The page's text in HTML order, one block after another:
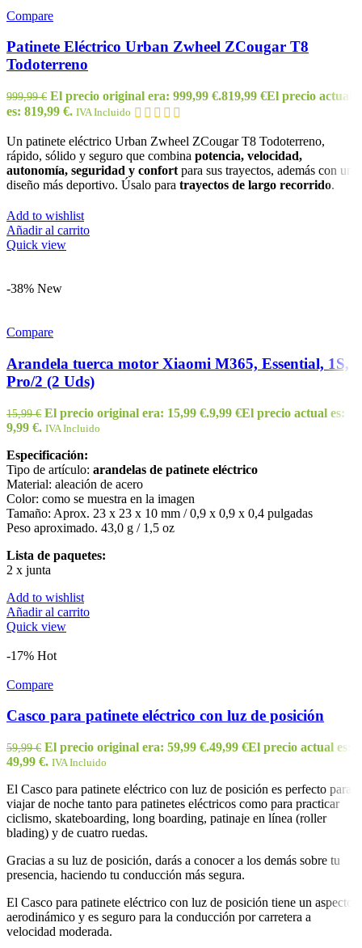
Compare
Patinete Eléctrico Urban Zwheel ZCougar T8
Todoterreno
999,99€ El precio original era: 999,99 €.819,99 €El precio actual
es: 819,99 €. IVA Incluido
Un patinete eléctrico Urban Zwheel ZCougar T8 Todoterreno,
rápido, sólido y seguro que combina potencia, velocidad,
autonomía, seguridad y confort para sus trayectos, además con un
diseño más deportivo. Úsalo para trayectos de largo recorrido.
Add to wishlist
Añadir al carrito
Quick view
-38% New
Compare
Arandela tuerca motor Xiaomi M365, Essential, 1S,
Pro/2 (2 Uds)
15,99€ El precio original era: 15,99 €.9,99 €El precio actual es:
9,99 €. IVA Incluido
Especificación:
Tipo de artículo: arandelas de patinete eléctrico
Material: aleación de acero
Color: como se muestra en la imagen
Tamaño: Aprox. 23 x 23 x 10 mm / 0,9 x 0,9 x 0,4 pulgadas
Peso aproximado. 43,0 g / 1,5 oz
Lista de paquetes:
2 x junta
Add to wishlist
Añadir al carrito
Quick view
-17% Hot
Compare
Casco para patinete eléctrico con luz de posición
59,99€ El precio original era: 59,99 €.49,99 €El precio actual es:
49,99 €. IVA Incluido
El Casco para patinete eléctrico con luz de posición es perfecto para
viajar de noche tanto para patinetes eléctricos como para practicar
ciclismo, skateboarding, long boarding, patinaje en línea (roller
blading) y de cuatro ruedas.
Gracias a su luz de posición, darás a conocer a los demás sobre tu
presencia, haciendo tu conducción más segura.
El Casco para patinete eléctrico con luz de posición tiene un aspecto
aerodinámico y es seguro para la conducción por carretera a
velocidad moderada.